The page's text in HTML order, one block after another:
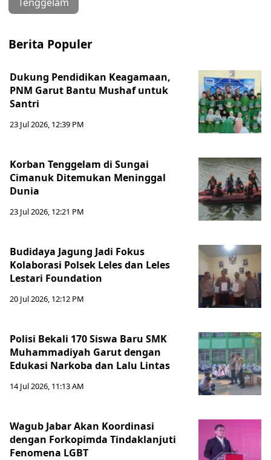
Berita Populer
Dukung Pendidikan Keagamaan,
PNM Garut Bantu Mushaf untuk
Santri
23 Jul 2026, 12:39 PM
Korban Tenggelam di Sungai
Cimanuk Ditemukan Meninggal
Dunia
23 Jul 2026, 12:21 PM
Budidaya Jagung Jadi Fokus
Kolaborasi Polsek Leles dan Leles
Lestari Foundation
20 Jul 2026, 12:12 PM
Polisi Bekali 170 Siswa Baru SMK
Muhammadiyah Garut dengan
Edukasi Narkoba dan Lalu Lintas
14 Jul 2026, 11:13 AM
Wagub Jabar Akan Koordinasi
dengan Forkopimda Tindaklanjuti
Fenomena LGBT